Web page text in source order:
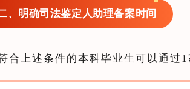
、明确司法鉴定人助理备案时间
合上述条件的本科毕业生可以通过